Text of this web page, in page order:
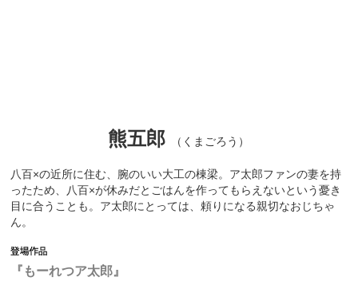
熊五郎 （くまごろう）
八百×の近所に住む、腕のいい大工の棟梁。ア太郎ファンの妻を持
ったため、八百×が休みだとごはんを作ってもらえないという憂き
目に合うことも。ア太郎にとっては、頼りになる親切なおじちゃ
ん。
『もーれつア太郎』